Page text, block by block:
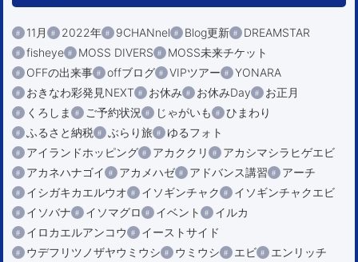
11月 2022年 9CHANnel Blog更新
DREAMSTAR
fisheye
MOSS DIVERS
MOSS未来チケット
OFFの出来事
offブログ VIPツアー
YONARA
おきなわ彩発見NEXT
お休み お休みDay
お正月
くろしま
ご予約状況 じゃがいも
ひまわり
ふるさと納税
ぶらり旅
ゆるフォト
アイランドホッピング
アカククリ
アカシマシラヒゲエビ
アカネハナゴイ
アカメハゼ アドバンス講習
アーチ
イシガキカエルウオ
イソギンチャク
イソギンチャクエビ
イソバナ
イソマグロ イベント
イルカ
イロカエルアンコウ
イーストサイド
ウデフリツノザヤウミウシ
ウミウシ エビ
エンリッチ